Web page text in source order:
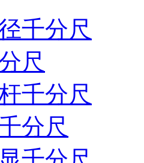
千分尺
尺
千分尺
分尺